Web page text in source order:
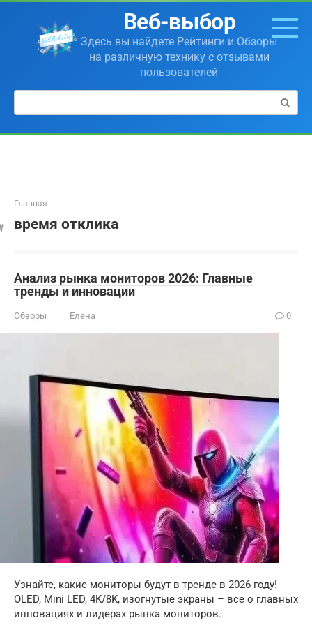
Перейти
контенту
Веб-выбор
Здесь вы найдете Рейтинги и Обзоры
на различную технику с отзывами
пользователей
Поиск:
Главная
время отклика
Анализ рынка мониторов 2026: Главные
тренды и инновации
Обзоры Елена 0
Узнайте, какие мониторы будут в тренде в 2026 году!
OLED, Mini LED, 4K/8K, изогнутые экраны – все о главных
инновациях и лидерах рынка мониторов.